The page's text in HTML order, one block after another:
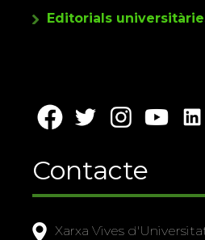
Editorials
Contacte
Xarxa Vives